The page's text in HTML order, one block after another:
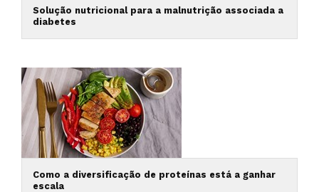
Solução nutricional para a malnutrição associada a
diabetes
Como a diversificação de proteínas está a ganhar
escala